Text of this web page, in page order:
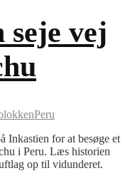
seje vej
Peru
Inkastien for at besøge et
i Peru. Læs historien
op til vidunderet.